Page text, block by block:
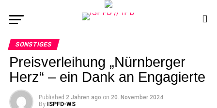
SONSTIGES
Preisverleihung „Nürnberger
Herz“ – ein Dank an Engagierte
Published 2 Jahren ago on 20. November 2024
By ISPFD-WS